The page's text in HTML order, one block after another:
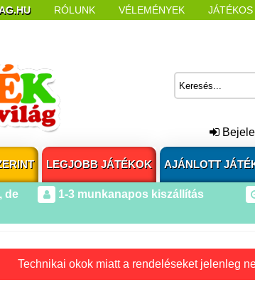
RÓLUNK VÉLEMÉNYEK
LEGJOBB JÁTÉKOK AJÁNLOTT
de
1-3 munkanapos kiszállítás
Technikai okok miatt a rendeléseket jelenleg